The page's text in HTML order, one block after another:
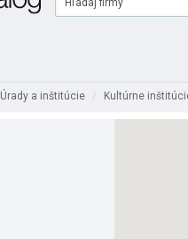
Úrady a inštitúcie / Kultúrne